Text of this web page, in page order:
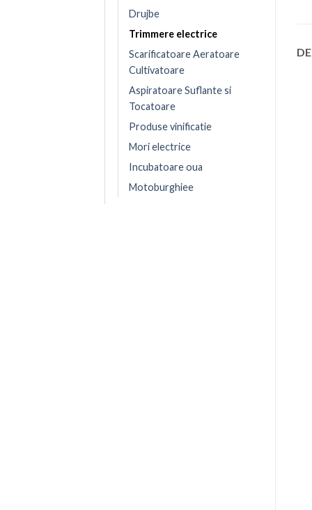
Drujbe
Trimmere electrice
Scarificatoare Aeratoare
Cultivatoare
Aspiratoare Suflante si
Tocatoare
Produse vinificatie
Mori electrice
Incubatoare oua
Motoburghiee